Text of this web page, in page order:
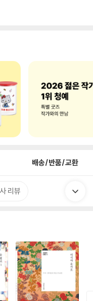
배송/반품/교환
리뷰